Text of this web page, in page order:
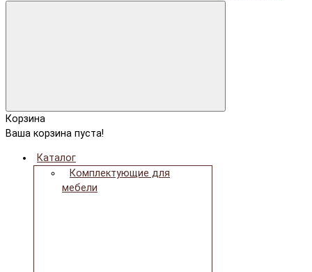
Корзина
Ваша корзина пуста!
Каталог
Комплектующие для
мебели